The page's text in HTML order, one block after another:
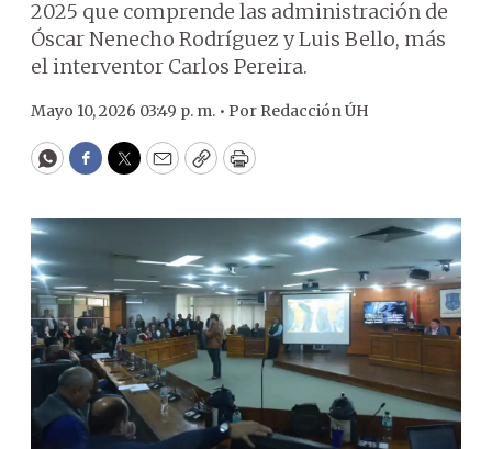
2025 que comprende las administración de
Óscar Nenecho Rodríguez y Luis Bello, más
el interventor Carlos Pereira.
Mayo 10, 2026 03:49 p. m. • Por Redacción ÚH
WhatsApp
Facebook
Twitter
EmailCopyPrint